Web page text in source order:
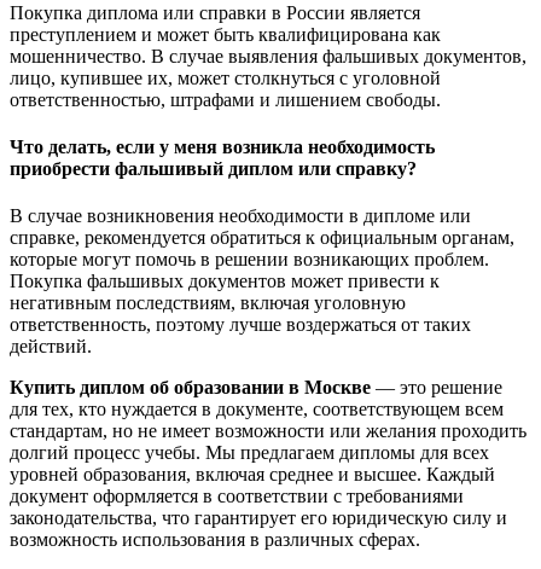
Покупка диплома или справки в России является
преступлением и может быть квалифицирована как
мошенничество. В случае выявления фальшивых документов,
лицо, купившее их, может столкнуться с уголовной
ответственностью, штрафами и лишением свободы.
Что делать, если у меня возникла необходимость
приобрести фальшивый диплом или справку?
В случае возникновения необходимости в дипломе или
справке, рекомендуется обратиться к официальным органам,
которые могут помочь в решении возникающих проблем.
Покупка фальшивых документов может привести к
негативным последствиям, включая уголовную
ответственность, поэтому лучше воздержаться от таких
действий.
Купить диплом об образовании в Москве — это решение
для тех, кто нуждается в документе, соответствующем всем
стандартам, но не имеет возможности или желания проходить
долгий процесс учебы. Мы предлагаем дипломы для всех
уровней образования, включая среднее и высшее. Каждый
документ оформляется в соответствии с требованиями
законодательства, что гарантирует его юридическую силу и
возможность использования в различных сферах.